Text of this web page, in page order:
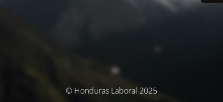
© Honduras Laboral 2025